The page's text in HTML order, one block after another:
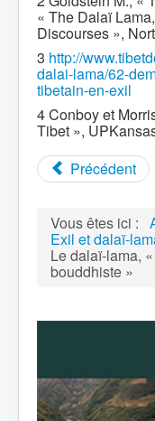
« The Dalaï
Discourses »,
3 http://
dalai-lama/62-
tibetain-en-exil
4 Conboy et
Tibet »,
Précédent
Vous êtes ici :
Exil et dalaï-
Le dalaï-lama,
bouddhiste »